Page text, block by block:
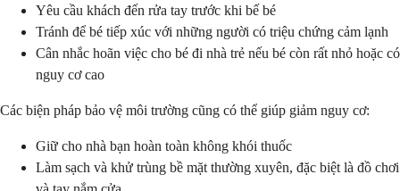
Yêu cầu khách đến rửa tay trước khi bế bé
Tránh để bé tiếp xúc với những người có triệu chứng cảm lạnh
Cân nhắc hoãn việc cho bé đi nhà trẻ nếu bé còn rất nhỏ hoặc có
nguy cơ cao
Các biện pháp bảo vệ môi trường cũng có thể giúp giảm nguy cơ:
Giữ cho nhà bạn hoàn toàn không khói thuốc
Làm sạch và khử trùng bề mặt thường xuyên, đặc biệt là đồ chơi